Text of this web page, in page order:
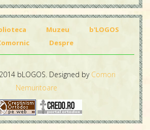
Muzeu
b'LOGOS
Despre
bLOGOS. Designed by Comori
Nemuritoare